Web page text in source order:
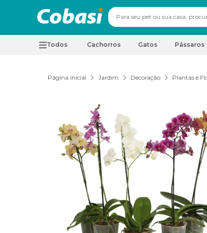
Todos Cachorros Gatos Pássaros
Página inicial Jardim Decoração Plantas e